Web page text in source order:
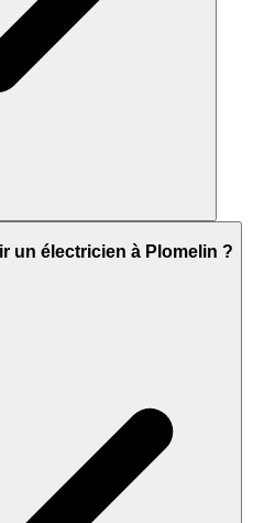
un électricien à Plomelin ?